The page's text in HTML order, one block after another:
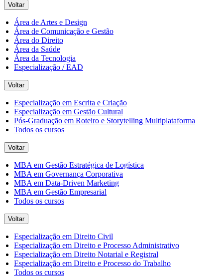
Voltar
Área de Artes e Design
Área de Comunicação e Gestão
Área do Direito
Área da Saúde
Área da Tecnologia
Especialização / EAD
Voltar
Especialização em Escrita e Criação
Especialização em Gestão Cultural
Pós-Graduação em Roteiro e Storytelling Multiplataforma
Todos os cursos
Voltar
MBA em Gestão Estratégica de Logística
MBA em Governança Corporativa
MBA em Data-Driven Marketing
MBA em Gestão Empresarial
Todos os cursos
Voltar
Especialização em Direito Civil
Especialização em Direito e Processo Administrativo
Especialização em Direito Notarial e Registral
Especialização em Direito e Processo do Trabalho
Todos os cursos